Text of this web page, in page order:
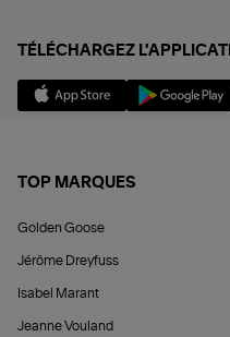
TÉLÉCHARGEZ
TOP MARQUES
Golden Goose
Jérôme Dreyfuss
Isabel Marant
Jeanne Vouland